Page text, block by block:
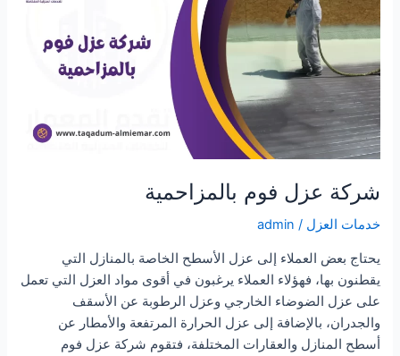
شركة عزل فوم بالمزاحمية
خدمات العزل /
admin
يحتاج بعض العملاء إلى عزل الأسطح الخاصة بالمنازل التي
يقطنون بها، فهؤلاء العملاء يرغبون في أقوى مواد العزل التي تعمل
على عزل الضوضاء الخارجي وعزل الرطوبة عن الأسقف
والجدران، بالإضافة إلى عزل الحرارة المرتفعة والأمطار عن
أسطح المنازل والعقارات المختلفة، فتقوم شركة عزل فوم